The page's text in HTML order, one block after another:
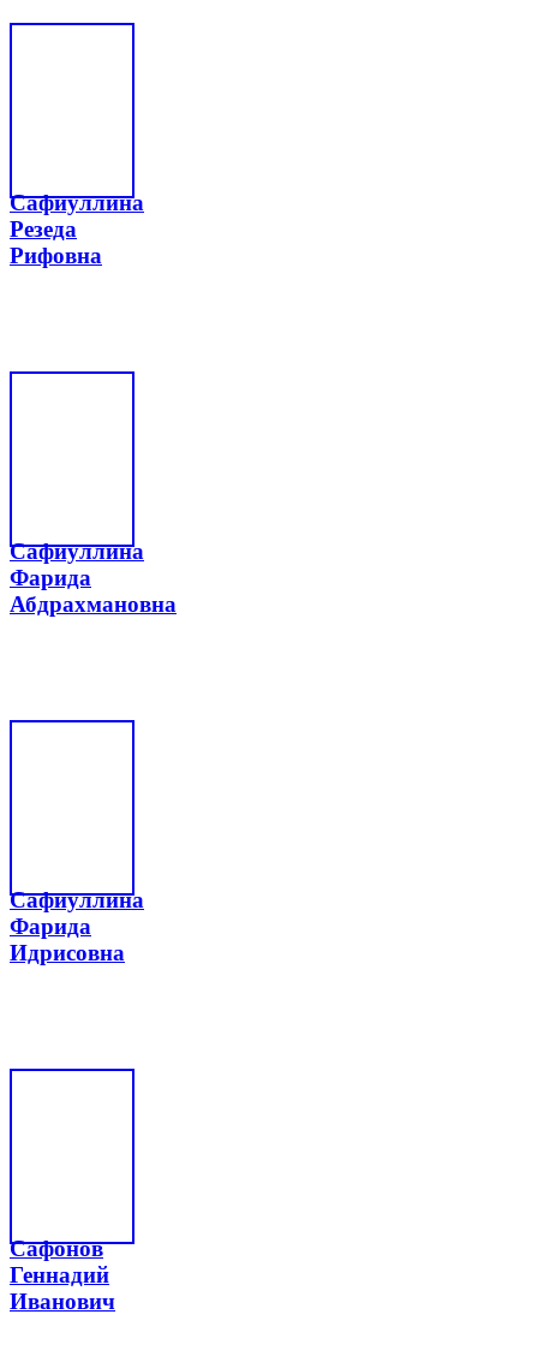
Сафиуллина
Резеда
Рифовна
Сафиуллина
Фарида
Абдрахмановна
Сафиуллина
Фарида
Идрисовна
Сафонов
Геннадий
Иванович